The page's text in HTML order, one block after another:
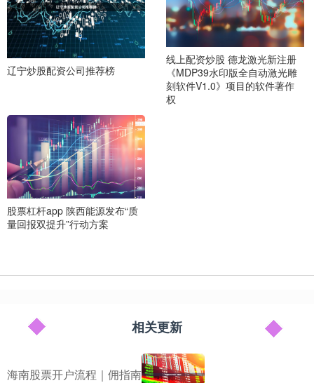
辽宁炒股配资公司推荐榜
线上配资炒股 德龙激光新注册
《MDP39水印版全自动激光雕
刻软件V1.0》项目的软件著作
权
股票杠杆app 陕西能源发布“质
量回报双提升”行动方案
相关更新
海南股票开户流程｜佣指南